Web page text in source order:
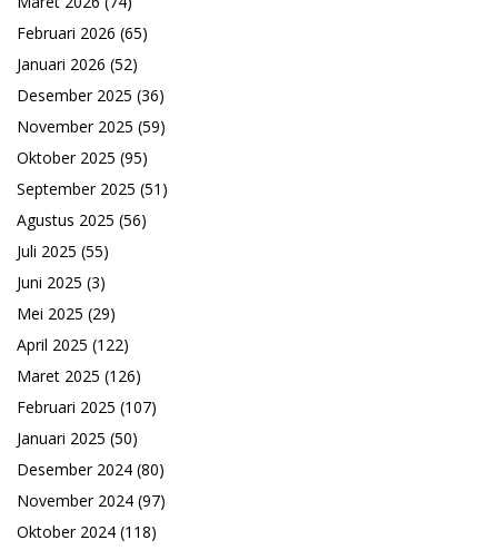
Februari 2026 (65)
Januari 2026 (52)
Desember 2025 (36)
November 2025 (59)
Oktober 2025 (95)
September 2025 (51)
Agustus 2025 (56)
Juli 2025 (55)
Juni 2025 (3)
Mei 2025 (29)
April 2025 (122)
Maret 2025 (126)
Februari 2025 (107)
Januari 2025 (50)
Desember 2024 (80)
November 2024 (97)
Oktober 2024 (118)